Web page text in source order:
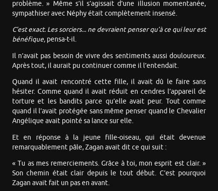
problème. » Même s’il s’agissait d’une illusion momentanée,
sympathiser avec Néphy était complètement insensé.
C’est exact. Les sorciers... ne devraient penser qu’à ce qui leur est
bénéfique, pensa-t-il.
Il n’avait pas besoin de vivre des sentiments aussi douloureux.
Après tout, il aurait pu continuer comme il l’entendait.
Quand il avait rencontré cette fille, il avait dû le faire sans
hésiter. Comme quand il avait réduit en cendres l’appareil de
torture et les bandits parce qu’elle avait peur. Tout comme
quand il l’avait protégée sans même penser quand le Chevalier
Angélique avait pointé sa lance sur elle.
Et en réponse à la jeune fille-oiseau, qui était devenue
remarquablement pâle, Zagan avait dit ce qui suit :
« Tu as mes remerciements. Grâce à toi, mon esprit est clair. »
Son chemin était clair depuis le tout début. C’est pourquoi
Zagan avait fait un pas en avant.